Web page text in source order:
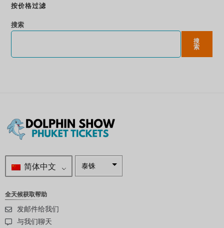
按价格过滤
搜索
搜
索
简体中文 泰铢
全天候获取帮助
发邮件给我们
与我们聊天